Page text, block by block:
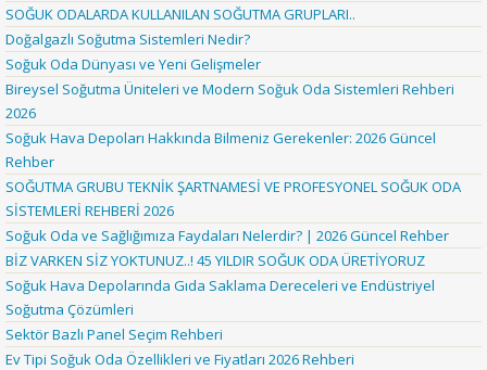
SOĞUK ODALARDA KULLANILAN SOĞUTMA GRUPLARI..
Doğalgazlı Soğutma Sistemleri Nedir?
Soğuk Oda Dünyası ve Yeni Gelişmeler
Bireysel Soğutma Üniteleri ve Modern Soğuk Oda Sistemleri Rehberi
2026
Soğuk Hava Depoları Hakkında Bilmeniz Gerekenler: 2026 Güncel
Rehber
SOĞUTMA GRUBU TEKNİK ŞARTNAMESİ VE PROFESYONEL SOĞUK ODA
SİSTEMLERİ REHBERİ 2026
Soğuk Oda ve Sağlığımıza Faydaları Nelerdir? | 2026 Güncel Rehber
BİZ VARKEN SİZ YOKTUNUZ..! 45 YILDIR SOĞUK ODA ÜRETİYORUZ
Soğuk Hava Depolarında Gıda Saklama Dereceleri ve Endüstriyel
Soğutma Çözümleri
Sektör Bazlı Panel Seçim Rehberi
Ev Tipi Soğuk Oda Özellikleri ve Fiyatları 2026 Rehberi